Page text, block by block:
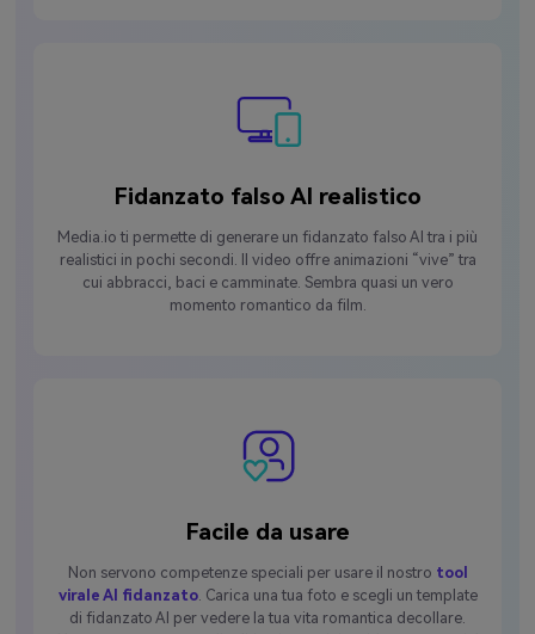
Fidanzato falso AI realistico
Media.io ti permette di generare un fidanzato falso AI tra i più
realistici in pochi secondi. Il video offre animazioni “vive” tra
cui abbracci, baci e camminate. Sembra quasi un vero
momento romantico da film.
Facile da usare
Non servono competenze speciali per usare il nostro tool
virale AI fidanzato. Carica una tua foto e scegli un template
di fidanzato AI per vedere la tua vita romantica decollare.